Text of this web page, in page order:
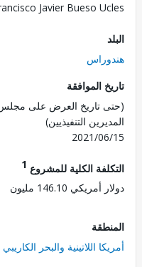
Francisco Javier Bueso
الموافقة
تاريخ العرض على مجلس
التنفيذيين)
2021/
الكلية للمشروع1
146.10 مليون
اللاتينية والبحر الكاريبي